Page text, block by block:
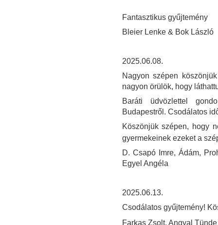
Fantasztikus gyűjtemény
Bleier Lenke & Bok László
2025.06.08.
Nagyon szépen
nagyon örülök, hogy
Baráti üdvözlettel
Budapestről. Csodálatos
Köszönjük szépen, hogy
gyermekeinek ezeket a
D. Csapó Imre, Ádám,
Egyel Angéla
2025.06.13.
Csodálatos gyűjtemény!
Farkas Zsolt, Angyal